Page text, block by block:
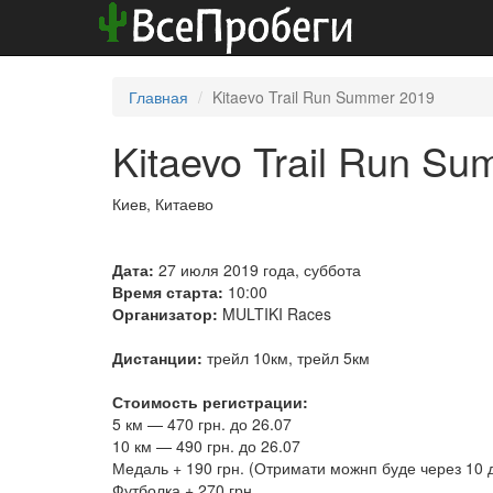
Главная Kitaevo Trail Run Summer 2019
Kitaevo Trail Run
Киев, Китаево
Дата: 27 июля 2019 года, суббота
Время старта: 10:00
Организатор: MULTIKI Races
Дистанции: трейл 10км, трейл 5км
Стоимость регистрации:
5 км — 470 грн. до 26.07
​10 км — 490 грн. до 26.07
Медаль + 190 грн. (Отримати можнп буде через 10